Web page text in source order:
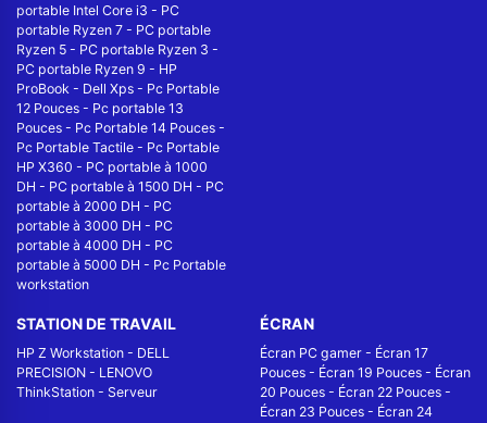
portable Intel Core i3 - PC
portable Ryzen 7 - PC portable
Ryzen 5 - PC portable Ryzen 3 -
PC portable Ryzen 9 - HP
ProBook - Dell Xps - Pc Portable
12 Pouces - Pc portable 13
Pouces - Pc Portable 14 Pouces -
Pc Portable Tactile - Pc Portable
HP X360 - PC portable à 1000
DH - PC portable à 1500 DH - PC
portable à 2000 DH - PC
portable à 3000 DH - PC
portable à 4000 DH - PC
portable à 5000 DH - Pc Portable
workstation
STATION DE TRAVAIL
HP Z Workstation - DELL
PRECISION - LENOVO
ThinkStation - Serveur
ÉCRAN
Écran PC gamer - Écran 17
Pouces - Écran 19 Pouces - Écran
20 Pouces - Écran 22 Pouces -
Écran 23 Pouces - Écran 24